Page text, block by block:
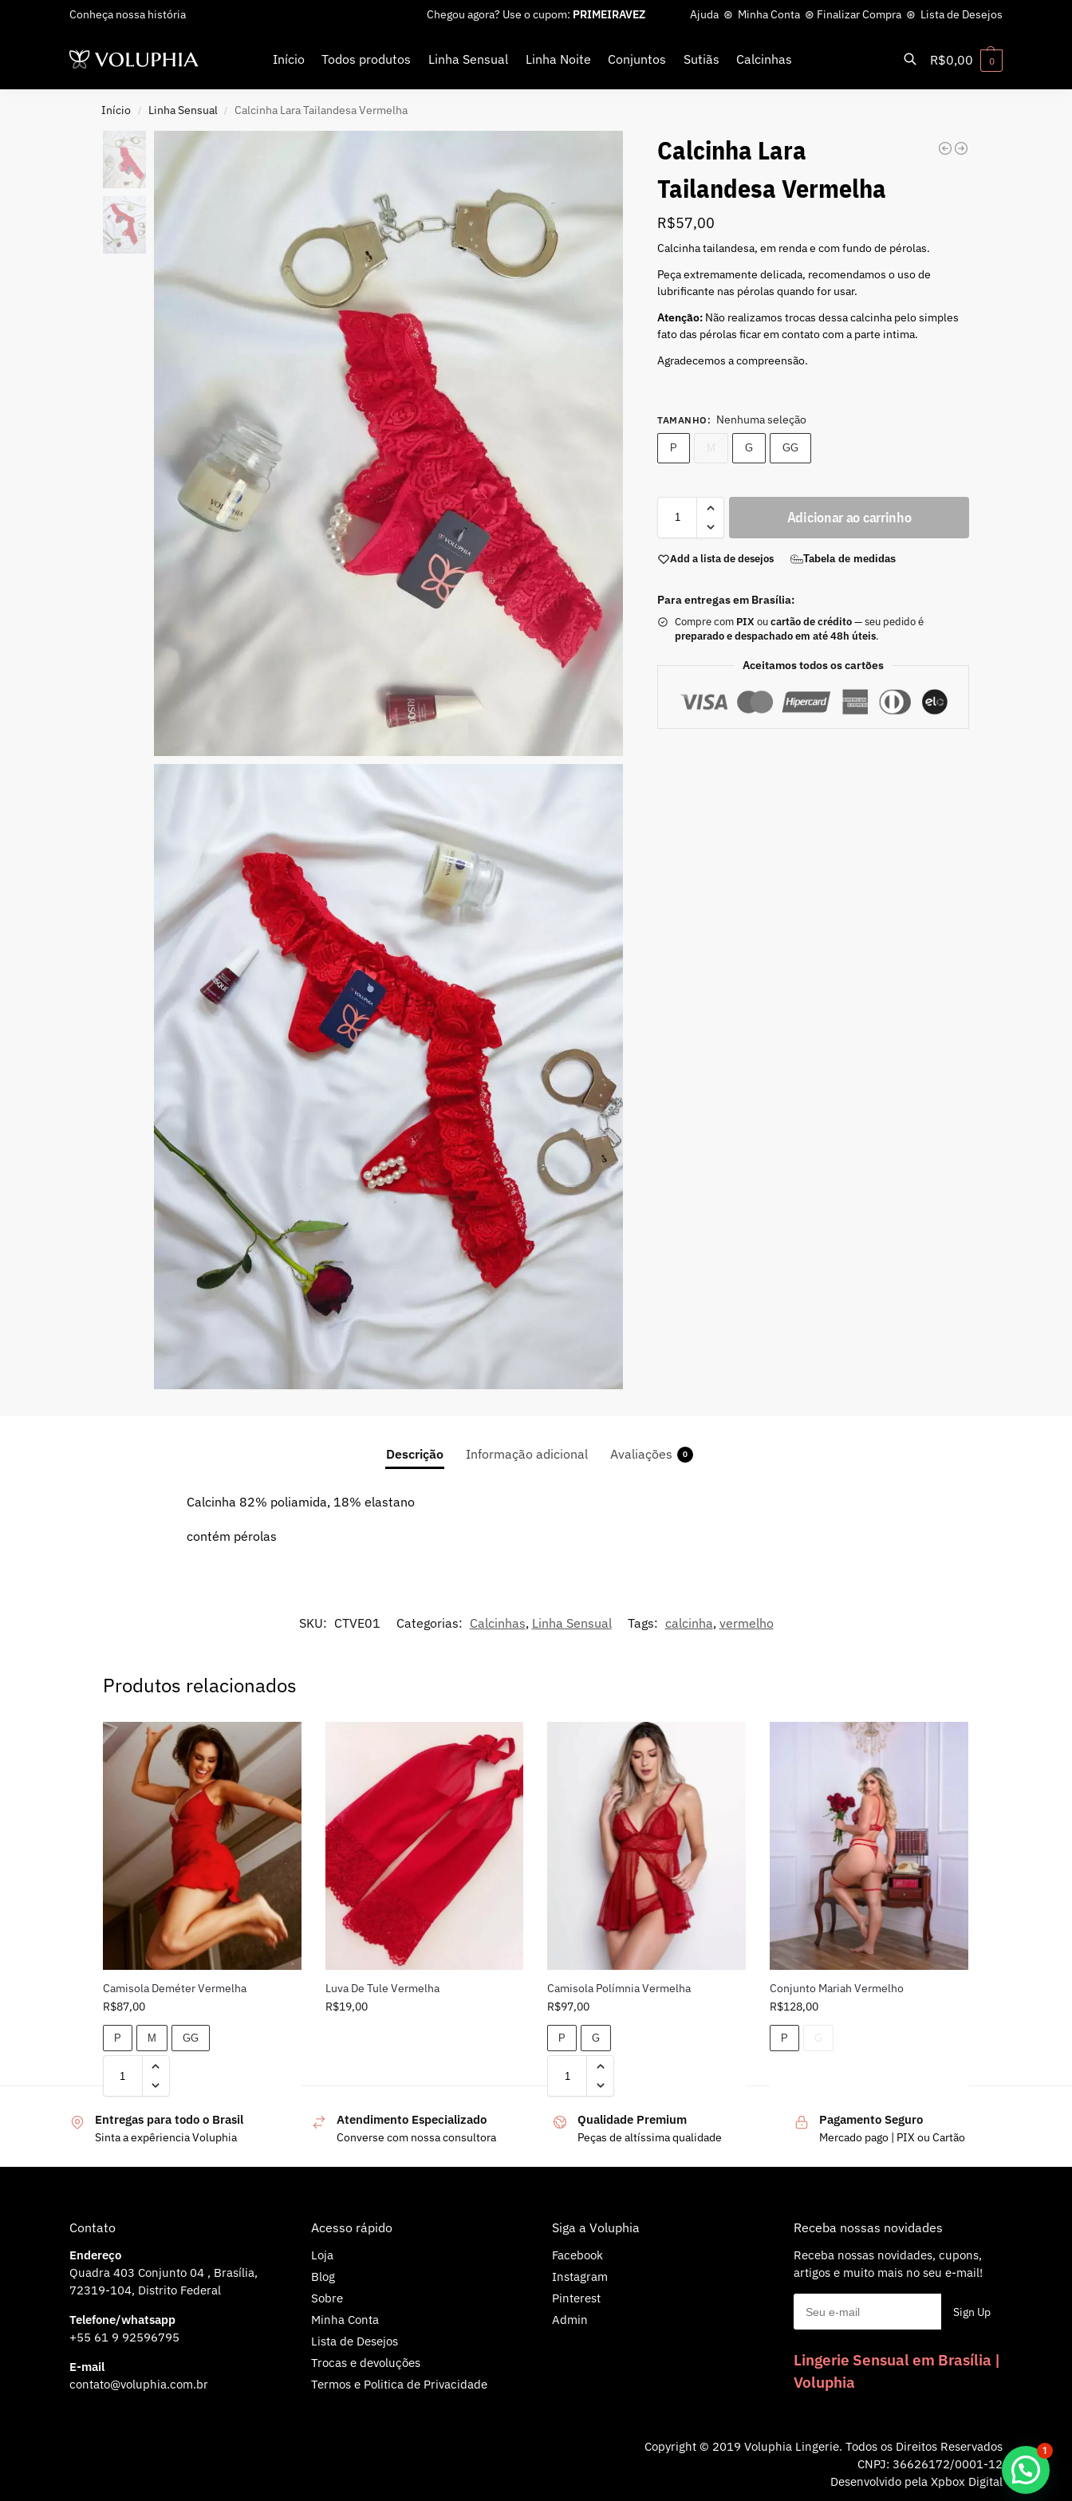
Conheça nossa história Chegou agora? Use o cupom: PRIMEIRAVEZ Ajuda ⊛ Minha Conta ⊛ Finalizar Compra ⊛ Lista de Desejos
Início Todos produtos Linha Sensual Linha Noite Conjuntos Sutiãs Calcinhas
Adicionados Recentemente
R$0,00 0
Início / Linha Sensual / Calcinha Lara Tailandesa Vermelha
Calcinha Lara
Tailandesa Vermelha
R$57,00
Calcinha tailandesa, em renda e com fundo de pérolas.
Peça extremamente delicada, recomendamos o uso de
lubrificante nas pérolas quando for usar.
Atenção: Não realizamos trocas dessa calcinha pelo simples
fato das pérolas ficar em contato com a parte intima.
Agradecemos a compreensão.
TAMANHO : Nenhuma seleção
P G GG
Adicionar ao carrinho
Add a lista de desejos Tabela de medidas
Para entregas em Brasília:
Compre com PIX oucartão de crédito— seu pedido é
preparado e despachado em até 48h úteis.
Aceitamos todos os cartões
Descrição Informação adicional Avaliações 0
Calcinha 82% poliamida, 18% elastano
contém pérolas
SKU: CTVE01 Categorias: Calcinhas, Linha Sensual Tags: calcinha, vermelho
Produtos relacionados
Camisola Deméter Vermelha
R$87,00
P M GG
Luva De Tule Vermelha
R$19,00
Camisola Polímnia Vermelha
R$97,00
P G
Conjunto Mariah Vermelho
R$128,00
P
Entregas para todo o Brasil
Sinta a expêriencia Voluphia
Atendimento Especializado
Converse com nossa consultora
Qualidade Premium
Peças de altíssima qualidade
Pagamento Seguro
Mercado pago | PIX ou Cartão
Contato
Endereço
Quadra 403 Conjunto 04 , Brasília,
72319-104, Distrito Federal
Telefone/whatsapp
+55 61 9 92596795
E-mail
contato@voluphia.com.br
Acesso rápido
Loja
Blog
Sobre
Minha Conta
Lista de Desejos
Trocas e devoluções
Termos e Politica de Privacidade
Siga a Voluphia
Facebook
Instagram
Pinterest
Admin
Receba nossas novidades
Receba nossas novidades, cupons,
artigos e muito mais no seu e-mail!
Lingerie Sensual em Brasília |
Voluphia
Copyright © 2019 Voluphia Lingerie. Todos os Direitos Reservados
CNPJ: 36626172/0001-12
Desenvolvido pela Xpbox Digital
1